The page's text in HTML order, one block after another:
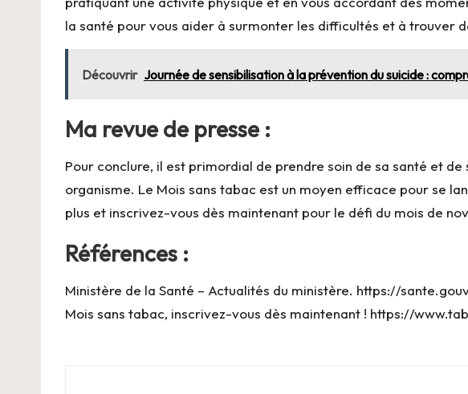
la santé pour vous aider à surmonter les difficultés et à trouver
Découvrir Journée de sensibilisation à la prévention du suicide :
Ma revue de presse :
Pour conclure, il est primordial de prendre soin de sa santé et
organisme. Le Mois sans tabac est un moyen efficace pour se
plus et inscrivez-vous dès maintenant pour le défi du mois de
Références :
Ministère de la Santé – Actualités du ministère. https://
Mois sans tabac, inscrivez-vous dès maintenant ! https://